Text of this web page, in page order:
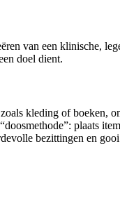
van een klinische,
doel dient.
kleding of boeken,
plaats
bezittingen en